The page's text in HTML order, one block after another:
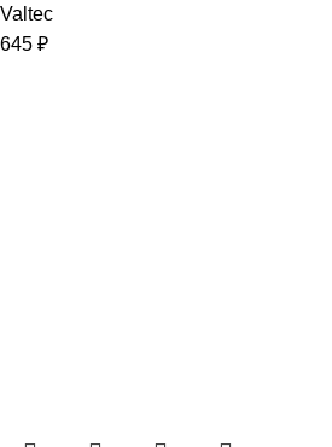
Valtec
645 ₽